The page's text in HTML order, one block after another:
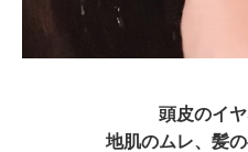
頭皮のイヤ
地肌のムレ、髪